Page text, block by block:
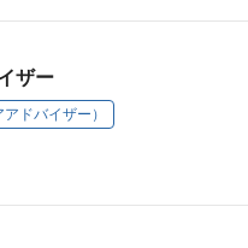
ザー
ドバイザー）